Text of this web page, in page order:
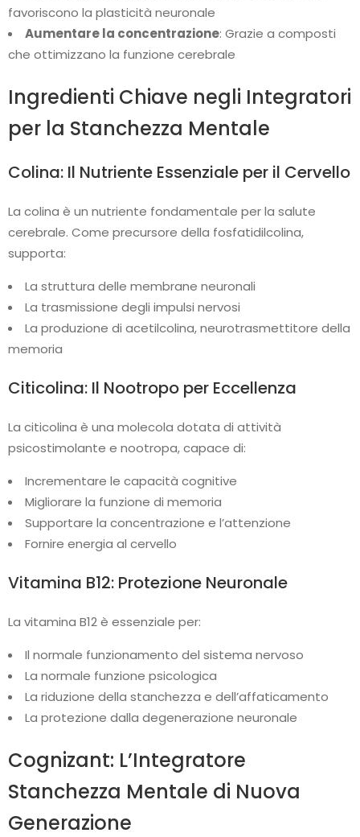
favoriscono la plasticità neuronale
Aumentare la concentrazione: Grazie a composti
che ottimizzano la funzione cerebrale
Ingredienti Chiave negli Integratori
per la Stanchezza Mentale
Colina: Il Nutriente Essenziale per il Cervello
La colina è un nutriente fondamentale per la salute
cerebrale. Come precursore della fosfatidilcolina,
supporta:
La struttura delle membrane neuronali
La trasmissione degli impulsi nervosi
La produzione di acetilcolina, neurotrasmettitore della
memoria
Citicolina: Il Nootropo per Eccellenza
La citicolina è una molecola dotata di attività
psicostimolante e nootropa, capace di:
Incrementare le capacità cognitive
Migliorare la funzione di memoria
Supportare la concentrazione e l’attenzione
Fornire energia al cervello
Vitamina B12: Protezione Neuronale
La vitamina B12 è essenziale per:
Il normale funzionamento del sistema nervoso
La normale funzione psicologica
La riduzione della stanchezza e dell’affaticamento
La protezione dalla degenerazione neuronale
Cognizant: L’Integratore
Stanchezza Mentale di Nuova
Generazione